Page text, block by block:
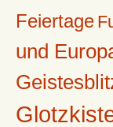
Feiertage
und